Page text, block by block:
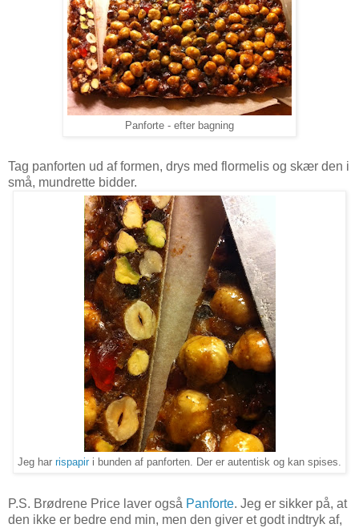
Panforte - efter bagning
Tag panforten ud af formen, drys med flormelis og skær den i
små, mundrette bidder.
Jeg har rispapir i bunden af panforten. Der er autentisk og kan spises.
P.S. Brødrene Price laver også Panforte. Jeg er sikker på, at
den ikke er bedre end min, men den giver et godt indtryk af,